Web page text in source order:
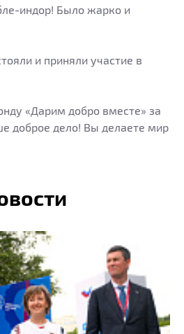
индор! Было жарко и
и приняли участие в
«Дарим добро вместе» за
доброе дело! Вы делаете мир